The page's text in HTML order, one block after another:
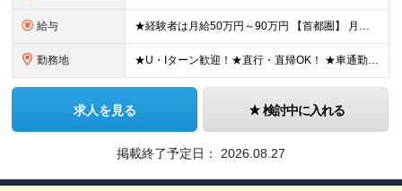
給与 ★経験者は月給50万円～90万円 【首都圏】 月給30万1230円〜 ⇒基本22万7000円+地域6万4230円+皆勤1万円 【群馬/栃木/茨城】 月給28万1090円〜 ⇒基本23万4000円+
勤務地 ★U・Iターン歓迎！★直行・直帰OK！ ★車通勤可能のエリアもあり！★出張なしの働き方も可能 全国47都道府県の各プロジェクト（転勤なし！勤務地に対する希望も実現可能！） 「自宅から1時間以内で通え
求人を見る 検討中に入れる
掲載終了予定日： 2026.08.27